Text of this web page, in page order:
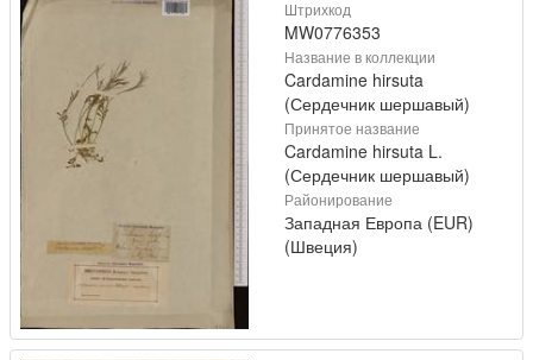
Штрихкод
MW0776353
Название в коллекции
Cardamine hirsuta
(Сердечник шершавый)
Принятое название
Cardamine hirsuta L.
(Сердечник шершавый)
Районирование
Западная Европа (EUR)
(Швеция)